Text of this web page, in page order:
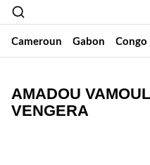
Cameroun Gabon Congo
AMADOU
VENGERA